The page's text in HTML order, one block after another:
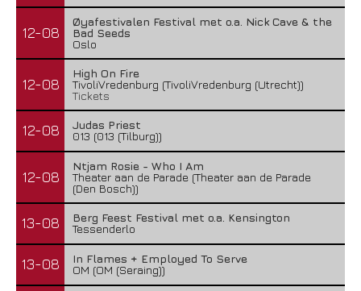
12-08
Øyafestivalen Festival met o.a. Nick Cave & the
Bad Seeds
Oslo
12-08
High On Fire
TivoliVredenburg (TivoliVredenburg (Utrecht))
Tickets
12-08
Judas Priest
013 (013 (Tilburg))
12-08
Ntjam Rosie - Who I Am
Theater aan de Parade (Theater aan de Parade
(Den Bosch))
13-08
Berg Feest Festival met o.a. Kensington
Tessenderlo
13-08
In Flames + Employed To Serve
OM (OM (Seraing))